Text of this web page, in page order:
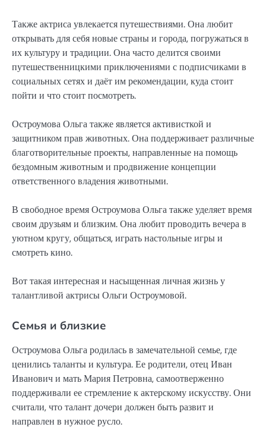
Также актриса увлекается путешествиями. Она любит
открывать для себя новые страны и города, погружаться в
их культуру и традиции. Она часто делится своими
путешественницкими приключениями с подписчиками в
социальных сетях и даёт им рекомендации, куда стоит
пойти и что стоит посмотреть.
Остроумова Ольга также является активисткой и
защитником прав животных. Она поддерживает различные
благотворительные проекты, направленные на помощь
бездомным животным и продвижение концепции
ответственного владения животными.
В свободное время Остроумова Ольга также уделяет время
своим друзьям и близким. Она любит проводить вечера в
уютном кругу, общаться, играть настольные игры и
смотреть кино.
Вот такая интересная и насыщенная личная жизнь у
талантливой актрисы Ольги Остроумовой.
Семья и близкие
Остроумова Ольга родилась в замечательной семье, где
ценились таланты и культура. Ее родители, отец Иван
Иванович и мать Мария Петровна, самоотверженно
поддерживали ее стремление к актерскому искусству. Они
считали, что талант дочери должен быть развит и
направлен в нужное русло.